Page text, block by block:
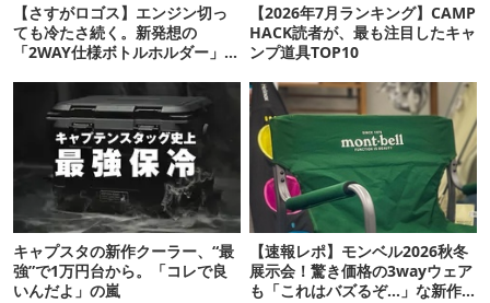
【さすがロゴス】エンジン切っ
ても冷たさ続く。新発想の
「2WAY仕様ボトルホルダー」が
【2026年7月ランキング】CAMP
HACK読者が、最も注目したキャ
ンプ道具TOP10
キャプスタの新作クーラー、“最
強”で1万円台から。「コレで良
いんだよ」の嵐
【速報レポ】モンベル2026秋冬
展示会！驚き価格の3wayウェア
も「これはバズるぞ…」な新作